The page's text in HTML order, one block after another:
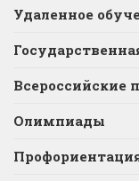
Удаленное
Всероссийские
Олимпиады